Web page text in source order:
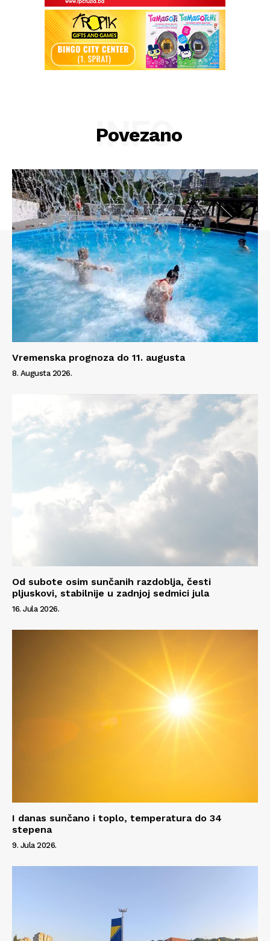
Info
O nama
Kontakt
Impressum
Povezano
INFO
Vremenska prognoza do 11. augusta
8. Augusta 2026.
Od subote osim sunčanih razdoblja, česti
pljuskovi, stabilnije u zadnjoj sedmici jula
16. Jula 2026.
I danas sunčano i toplo, temperatura do 34
stepena
9. Jula 2026.